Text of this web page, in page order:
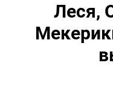
Леся,